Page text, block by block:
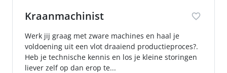
Kraanmachinist
Werk jij graag met zware machines en haal je
voldoening uit een vlot draaiend productieproces?.
Heb je technische kennis en los je kleine storingen
liever zelf op dan erop te...